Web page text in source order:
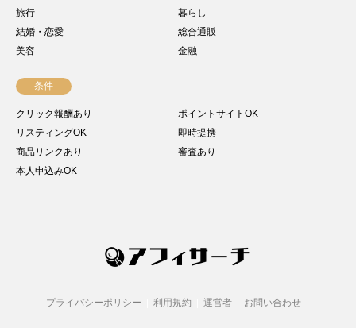
旅行
暮らし
結婚・恋愛
総合通販
美容
金融
条件
クリック報酬あり
ポイントサイトOK
リスティングOK
即時提携
商品リンクあり
審査あり
本人申込みOK
プライバシーポリシー 利用規約 運営者 お問い合わせ